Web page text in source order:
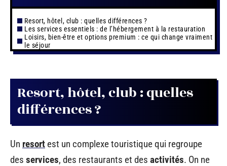
Resort, hôtel, club : quelles différences ?
Les services essentiels : de l’hébergement à la restauration
Loisirs, bien-être et options premium : ce qui change vraiment
le séjour
Resort, hôtel, club : quelles
différences ?
Un resort est un complexe touristique qui regroupe
des services, des restaurants et des activités. On ne